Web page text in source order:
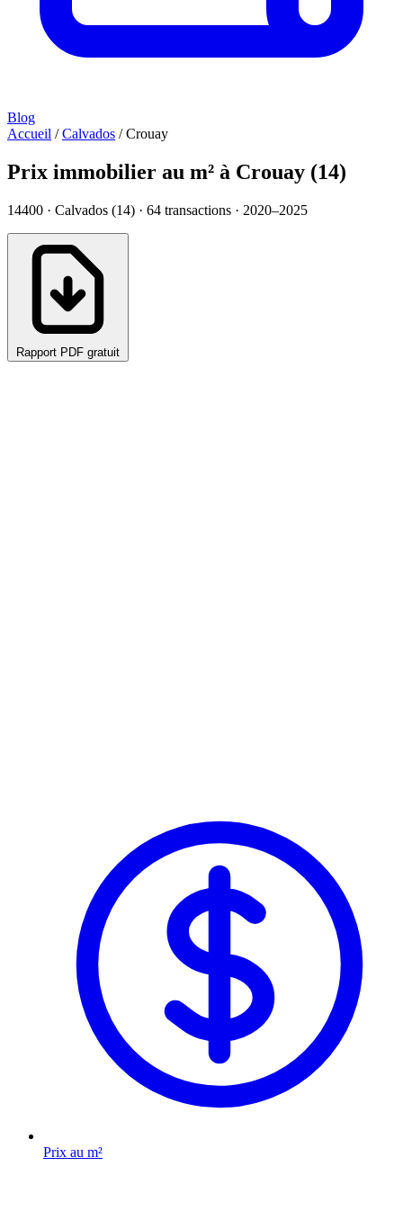
Blog
Accueil / Calvados / Crouay
Prix immobilier au m² à Crouay (14)
14400 · Calvados (14) · 64 transactions · 2020–2025
Rapport PDF gratuit
Prix au m²